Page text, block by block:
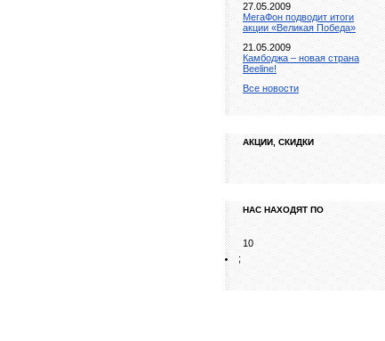
27.05.2009
МегаФон подводит итоги
акции «Великая Победа»
21.05.2009
Камбоджа – новая страна
Beeline!
Все новости
АКЦИИ, СКИДКИ
НАС НАХОДЯТ ПО
10
;